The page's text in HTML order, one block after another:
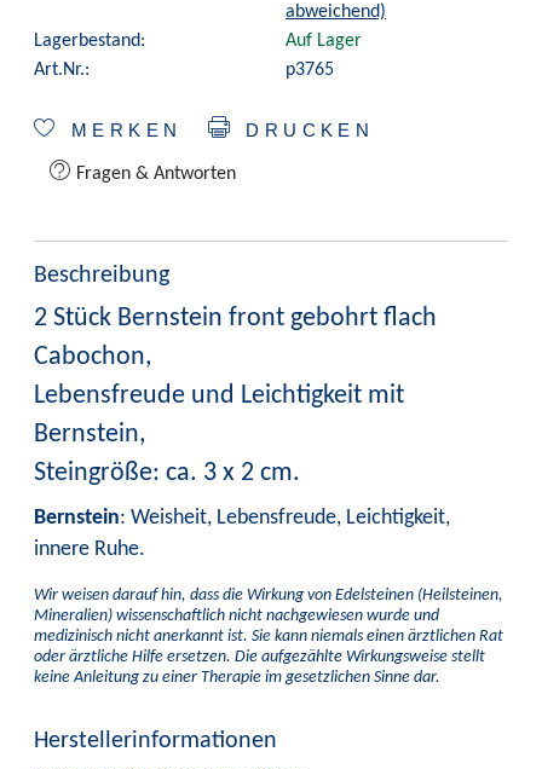
abweichend)
Lagerbestand:
Auf Lager
Art.Nr.:
p3765
MERKEN DRUCKEN
Fragen & Antworten
Beschreibung
2 Stück Bernstein front gebohrt flach
Cabochon,
Lebensfreude und Leichtigkeit mit
Bernstein,
Steingröße: ca. 3 x 2 cm.
Bernstein: Weisheit, Lebensfreude, Leichtigkeit,
innere Ruhe.
Wir weisen darauf hin, dass die Wirkung von Edelsteinen (Heilsteinen,
Mineralien) wissenschaftlich nicht nachgewiesen wurde und
medizinisch nicht anerkannt ist. Sie kann niemals einen ärztlichen Rat
oder ärztliche Hilfe ersetzen. Die aufgezählte Wirkungsweise stellt
keine Anleitung zu einer Therapie im gesetzlichen Sinne dar.
Herstellerinformationen